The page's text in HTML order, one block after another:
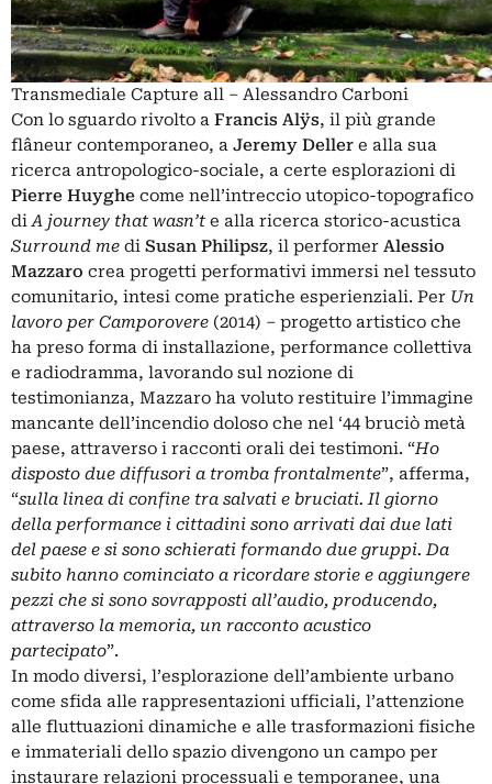
Transmediale Capture all – Alessandro Carboni
Con lo sguardo rivolto a Francis Alÿs, il più grande
flâneur contemporaneo, a Jeremy Deller e alla sua
ricerca antropologico-sociale, a certe esplorazioni di
Pierre Huyghe come nell’intreccio utopico-topografico
diA journey that wasn’t e alla ricerca storico-acustica
Surround me di Susan Philipsz, il performer Alessio
Mazzaro crea progetti performativi immersi nel tessuto
comunitario, intesi come pratiche esperienziali. Per Un
lavoro per Camporovere (2014) – progetto artistico che
ha preso forma di installazione, performance collettiva
e radiodramma, lavorando sul nozione di
testimonianza, Mazzaro ha voluto restituire l’immagine
mancante dell’incendio doloso che nel ‘44 bruciò metà
paese, attraverso i racconti orali dei testimoni. “Ho
disposto due diffusori a tromba frontalmente”, afferma,
“sulla linea di confine tra salvati e bruciati. Il giorno
della performance i cittadini sono arrivati dai due lati
del paese e si sono schierati formando due gruppi. Da
subito hanno cominciato a ricordare storie e aggiungere
pezzi che si sono sovrapposti all’audio, producendo,
attraverso la memoria, un racconto acustico
partecipato”.
In modo diversi, l’esplorazione dell’ambiente urbano
come sfida alle rappresentazioni ufficiali, l’attenzione
alle fluttuazioni dinamiche e alle trasformazioni fisiche
e immateriali dello spazio divengono un campo per
instaurare relazioni processuali e temporanee, una